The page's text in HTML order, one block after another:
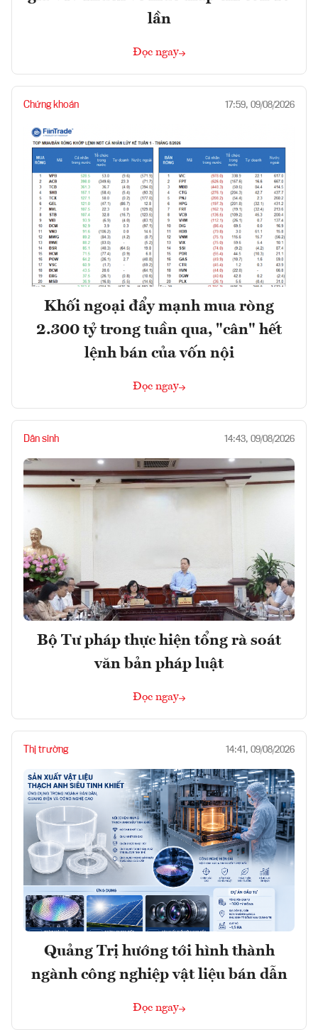
lần
Đọc ngay
Chứng khoán 17:59, 09/08/2026
Khối ngoại đẩy mạnh mua ròng
2.300 tỷ trong tuần qua, "cân" hết
lệnh bán của vốn nội
Đọc ngay
Dân sinh 14:43, 09/08/2026
Bộ Tư pháp thực hiện tổng rà soát
văn bản pháp luật
Đọc ngay
Thị trường 14:41, 09/08/2026
Quảng Trị hướng tới hình thành
ngành công nghiệp vật liệu bán dẫn
Đọc ngay